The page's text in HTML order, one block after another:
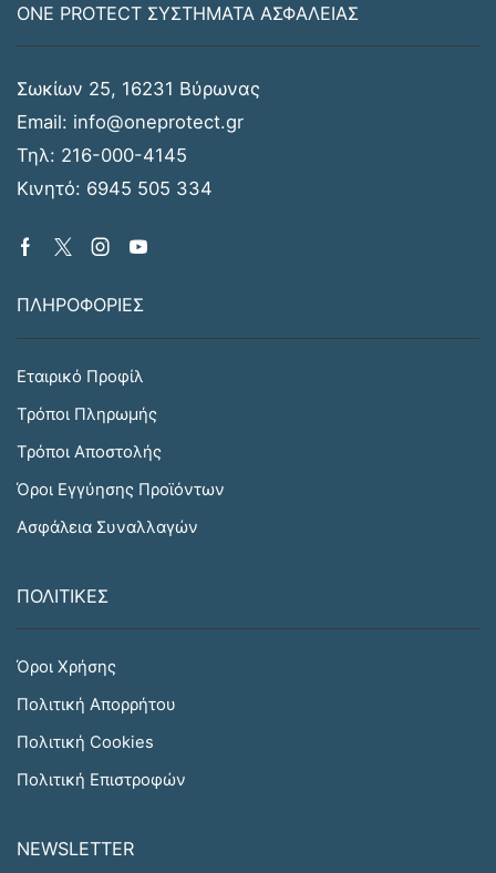
ONE PROTECT ΣΥΣΤΗΜΑΤΑ ΑΣΦΑΛΕΙΑΣ
Σωκίων 25, 16231 Βύρωνας
Email: info@oneprotect.gr
Τηλ: 216-000-4145
Κινητό: 6945 505 334
ΠΛΗΡΟΦΟΡΙΕΣ
Εταιρικό Προφίλ
Τρόποι Πληρωμής
Τρόποι Αποστολής
Όροι Εγγύησης Προϊόντων
Ασφάλεια Συναλλαγών
ΠΟΛΙΤΙΚΕΣ
Όροι Χρήσης
Πολιτική Απορρήτου
Πολιτική Cookies
Πολιτική Επιστροφών
NEWSLETTER